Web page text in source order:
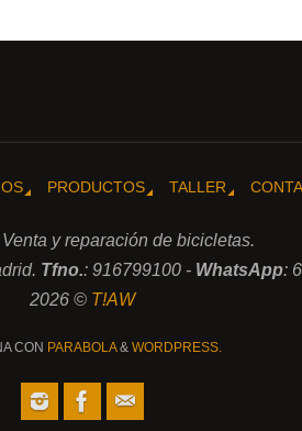
PRODUCTOS TALLER
Venta y reparación de bicicletas.
Tfno.: 916799100 - WhatsApp:
2026 © T!AW
CON PARABOLA& WORDPRESS.